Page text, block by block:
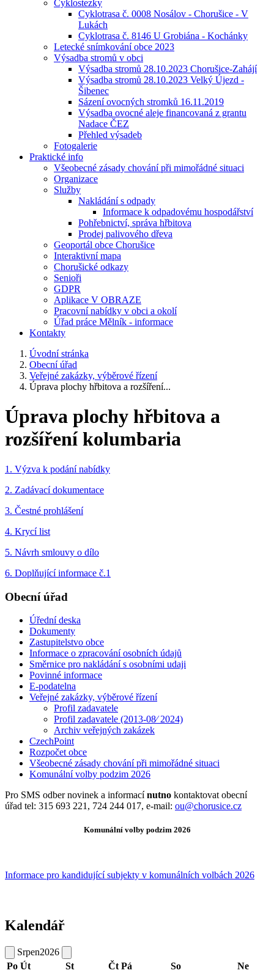
Cyklostezky
Cyklotrasa č. 0008 Nosálov - Chorušice - V
Lukách
Cyklotrasa č. 8146 U Grobiána - Kochánky
Letecké snímkování obce 2023
Výsadba stromů v obci
Výsadba stromů 28.10.2023 Chorušice-Zahájí
Výsadba stromů 28.10.2023 Velký Újezd -
Šibenec
Sázení ovocných stromků 16.11.2019
Výsadba ovocné aleje financovaná z grantu
Nadace ČEZ
Přehled výsadeb
Fotogalerie
Praktické info
Všeobecné zásady chování při mimořádné situaci
Organizace
Služby
Nakládání s odpady
Informace k odpadovému hospodářství
Pohřebnictví, správa hřbitova
Prodej palivového dřeva
Geoportál obce Chorušice
Interaktivní mapa
Chorušické odkazy
Senioři
GDPR
Aplikace V OBRAZE
Pracovní nabídky v obci a okolí
Úřad práce Mělník - informace
Kontakty
Úvodní stránka
Obecní úřad
Veřejné zakázky, výběrové řízení
Úprava plochy hřbitova a rozšíření...
Úprava plochy hřbitova a
rozšíření kolumbaria
1. Výzva k podání nabídky
2. Zadávací dokumentace
3. Čestné prohlášení
4. Krycí list
5. Návrh smlouvy o dílo
6. Doplňující informace č.1
Obecní úřad
Úřední deska
Dokumenty
Zastupitelstvo obce
Informace o zpracování osobních údajů
Směrnice pro nakládání s osobními udaji
Povinné informace
E-podatelna
Veřejné zakázky, výběrové řízení
Profil zadavatele
Profil zadavatele (2013-08⁄ 2024)
Archiv veřejných zakázek
CzechPoint
Rozpočet obce
Všeobecné zásady chování při mimořádné situaci
Komunální volby podzim 2026
Pro SMS odber novinek a informacínutno kontaktovat obecní
úřad tel: 315 693 221, 724 244 017, e-mail: ou@chorusice.cz
Komunální volby podzim 2026
Informace pro kandidující subjekty v komunálních volbách 2026
Kalendář
Srpen2026
Po Út St Čt Pá So Ne